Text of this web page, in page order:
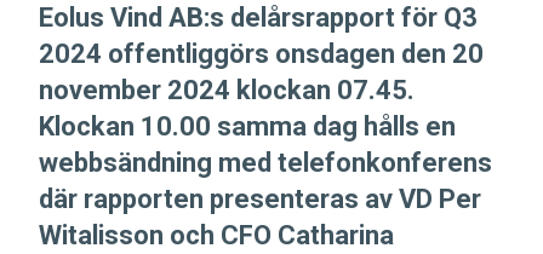
Eolus Vind AB:s delårsrapport för Q3
2024 offentliggörs onsdagen den 20
november 2024 klockan 07.45.
Klockan 10.00 samma dag hålls en
webbsändning med telefonkonferens
där rapporten presenteras av VD Per
Witalisson och CFO Catharina